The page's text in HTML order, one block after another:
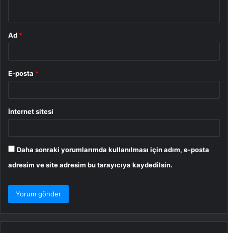
Ad *
E-posta *
İnternet sitesi
Daha sonraki yorumlarımda kullanılması için adım, e-posta
adresim ve site adresim bu tarayıcıya kaydedilsin.